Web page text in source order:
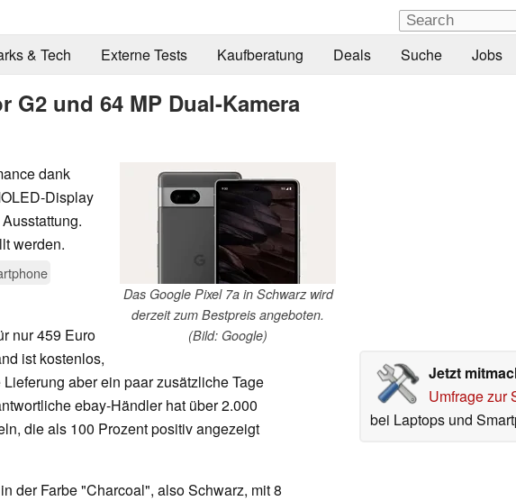
& Tech Externe Tests Kaufberatung Deals Suche Jobs
G2 und 64 MP Dual-Kamera
Das Google Pixel 7a in Schwarz wird
derzeit zum Bestpreis angeboten.
(Bild: Google)
dank
Display
werden.
Jetzt
Umfrage zur
bei Laptops und
nur 459 Euro
ist kostenlos,
aber ein paar zusätzliche Tage
ebay-Händler hat über 2.000
die als 100 Prozent positiv angezeigt
der Farbe "Charcoal", also Schwarz, mit 8